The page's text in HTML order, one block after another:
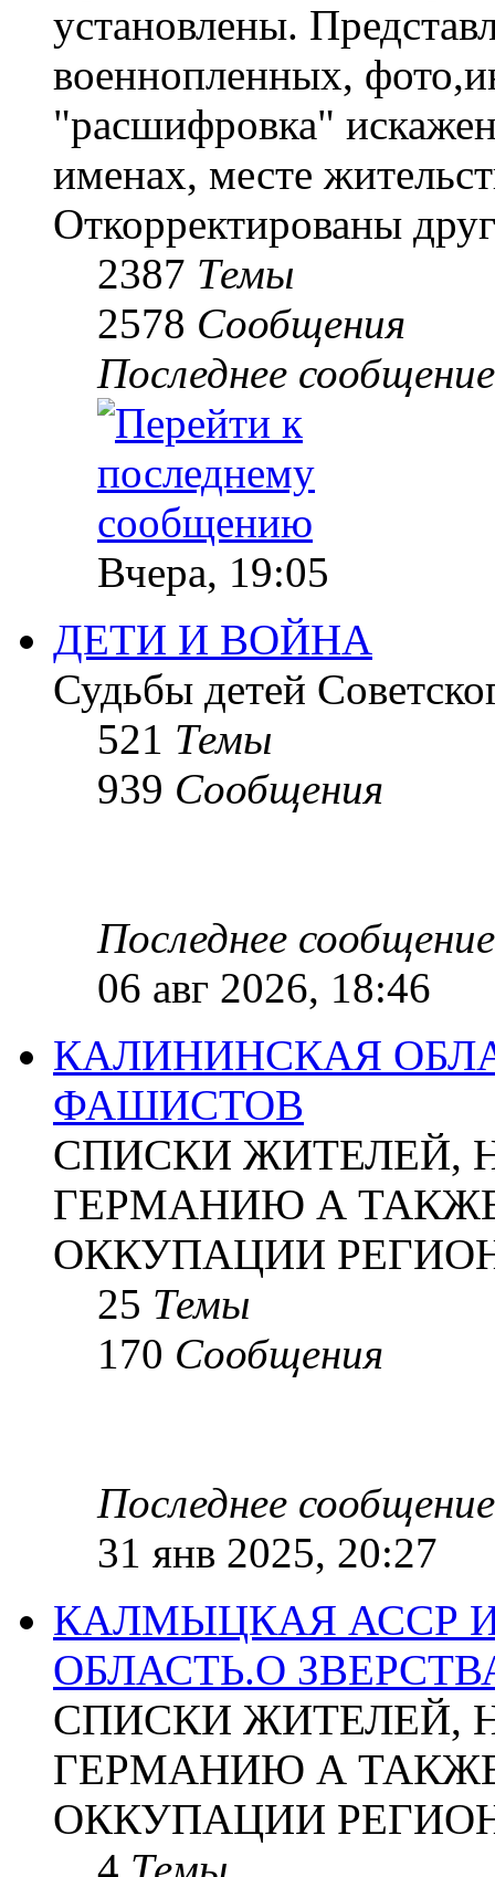
установлены.
военнопленных,
"расшифровка"
именах, месте
Откорректированы
2387 Темы
2578 Сообщения
Последнее сообщение
Вчера, 19:05
ДЕТИ И ВОЙНА
Судьбы детей
521 Темы
939 Сообщения
Последнее сообщение
06 авг 2026, 18:46
КАЛИНИНСКАЯ
ФАШИСТОВ
СПИСКИ ЖИТЕЛЕЙ,
ГЕРМАНИЮ А
ОККУПАЦИИ
25 Темы
170 Сообщения
Последнее сообщение
31 янв 2025, 20:27
КАЛМЫЦКАЯ АССР
ОБЛАСТЬ.О
СПИСКИ ЖИТЕЛЕЙ,
ГЕРМАНИЮ А
ОККУПАЦИИ